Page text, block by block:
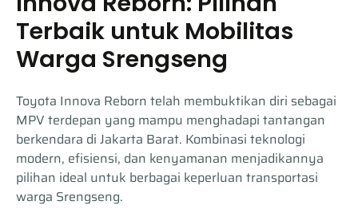
Terbaik untuk Mobilitas
Warga Srengseng
Toyota Innova Reborn telah membuktikan diri sebagai
MPV terdepan yang mampu menghadapi tantangan
berkendara di Jakarta Barat. Kombinasi teknologi
modern, efisiensi, dan kenyamanan menjadikannya
pilihan ideal untuk berbagai keperluan transportasi
warga Srengseng.